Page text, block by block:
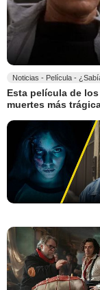
Noticias - Película -
Esta película de
muertes más